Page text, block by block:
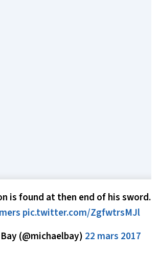
is found at then end of his sword.
pic.twitter.com/ZgfwtrsMJl
(@michaelbay) 22 mars 2017